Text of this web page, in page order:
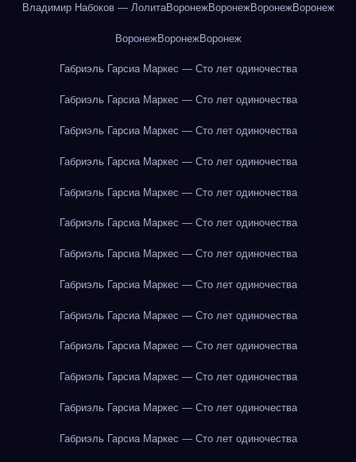
Владимир Набоков — ЛолитаВоронежВоронежВоронежВоронеж
ВоронежВоронежВоронеж
Габриэль Гарсиа Маркес — Сто лет одиночества
Габриэль Гарсиа Маркес — Сто лет одиночества
Габриэль Гарсиа Маркес — Сто лет одиночества
Габриэль Гарсиа Маркес — Сто лет одиночества
Габриэль Гарсиа Маркес — Сто лет одиночества
Габриэль Гарсиа Маркес — Сто лет одиночества
Габриэль Гарсиа Маркес — Сто лет одиночества
Габриэль Гарсиа Маркес — Сто лет одиночества
Габриэль Гарсиа Маркес — Сто лет одиночества
Габриэль Гарсиа Маркес — Сто лет одиночества
Габриэль Гарсиа Маркес — Сто лет одиночества
Габриэль Гарсиа Маркес — Сто лет одиночества
Габриэль Гарсиа Маркес — Сто лет одиночества